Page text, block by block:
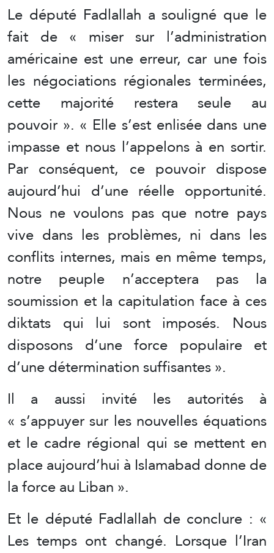
Le député Fadlallah a souligné que le
fait de « miser sur l’administration
américaine est une erreur, car une fois
les négociations régionales terminées,
cette majorité restera seule au
pouvoir ». « Elle s’est enlisée dans une
impasse et nous l’appelons à en sortir.
Par conséquent, ce pouvoir dispose
aujourd’hui d’une réelle opportunité.
Nous ne voulons pas que notre pays
vive dans les problèmes, ni dans les
conflits internes, mais en même temps,
notre peuple n’acceptera pas la
soumission et la capitulation face à ces
diktats qui lui sont imposés. Nous
disposons d’une force populaire et
d’une détermination suffisantes ».
Il a aussi invité les autorités à
« s’appuyer sur les nouvelles équations
et le cadre régional qui se mettent en
place aujourd’hui à Islamabad donne de
la force au Liban ».
Et le député Fadlallah de conclure : «
Les temps ont changé. Lorsque l’Iran